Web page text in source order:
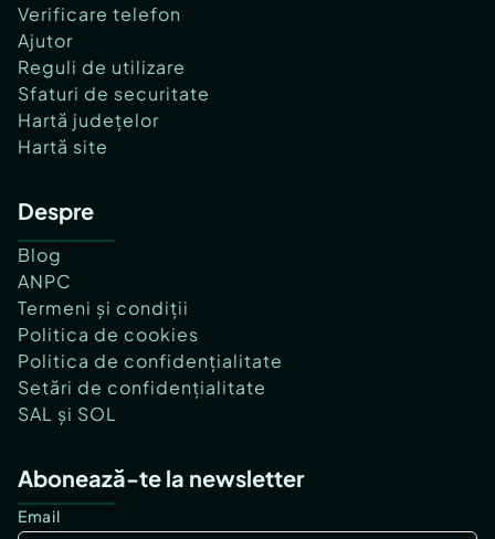
Verificare telefon
Ajutor
Reguli de utilizare
Sfaturi de securitate
Hartă județelor
Hartă site
Despre
Blog
ANPC
Termeni și condiții
Politica de cookies
Politica de confidențialitate
Setări de confidențialitate
SAL și SOL
Abonează-te la newsletter
Email